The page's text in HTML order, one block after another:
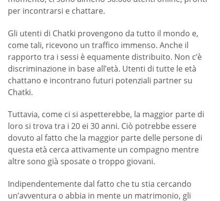
per incontrarsi e chattare.
Gli utenti di Chatki provengono da tutto il mondo e,
come tali, ricevono un traffico immenso. Anche il
rapporto tra i sessi è equamente distribuito. Non c’è
discriminazione in base all’età. Utenti di tutte le età
chattano e incontrano futuri potenziali partner su
Chatki.
Tuttavia, come ci si aspetterebbe, la maggior parte di
loro si trova tra i 20 ei 30 anni. Ciò potrebbe essere
dovuto al fatto che la maggior parte delle persone di
questa età cerca attivamente un compagno mentre
altre sono già sposate o troppo giovani.
Indipendentemente dal fatto che tu stia cercando
un’avventura o abbia in mente un matrimonio, gli